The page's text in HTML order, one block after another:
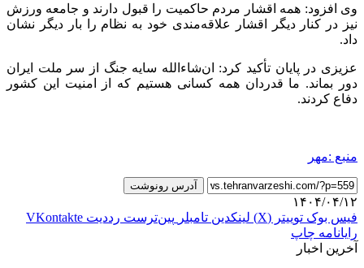
وی افزود: همه اقشار مردم حاکمیت را قبول دارند و جامعه ورزش
نیز در کنار دیگر اقشار علاقه‌مندی خود به نظام را بار دیگر نشان
داد.
عزیزی در پایان تأکید کرد: ان‌شاءالله سایه جنگ از سر ملت ایران
دور بماند. ما قدردان همه کسانی هستیم که از امنیت این کشور
دفاع کردند.
منبع :مهر
آدرس رونوشت
۱۴۰۴/۰۴/۱۲
فیس بوک توییتر (X) لینکدین ‫تامبلر ‫پین‌ترست ‫رددیت ‫VKontakte
رایانامه چاپ
آخرین اخبار